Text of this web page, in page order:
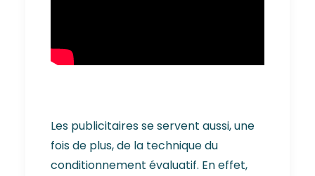
Les publicitaires se servent aussi, une
fois de plus, de la technique du
conditionnement évaluatif. En effet,